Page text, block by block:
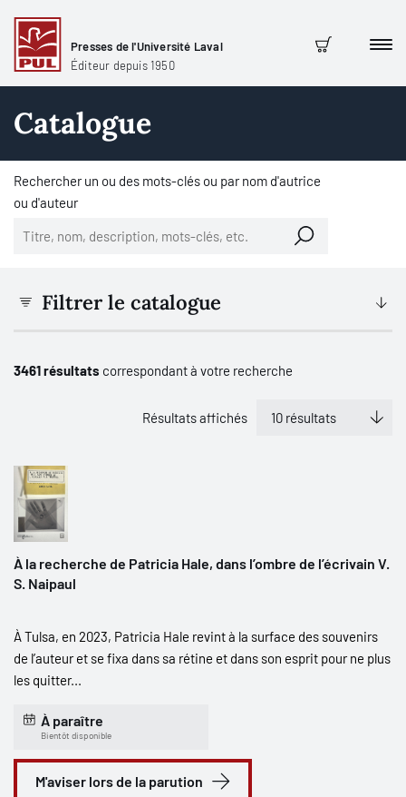
Presses de l'Université Laval
Éditeur depuis 1950
Panier
Catalogue
Rechercher un ou des mots-clés ou par nom d'autrice
ou d'auteur
Filtrer le catalogue
3461 résultats correspondant à votre recherche
Résultats affichés
À la recherche de Patricia Hale, dans l’ombre de l’écrivain V.
S. Naipaul
À Tulsa, en 2023, Patricia Hale revint à la surface des souvenirs
de l’auteur et se fixa dans sa rétine et dans son esprit pour ne plus
les quitter...
À paraître
Bientôt disponible
M'aviser lors de la parution